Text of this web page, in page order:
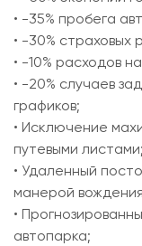
• -35% пробега
• -30% страховых
• -10% расходов
• -20% случаев
графиков;
• Исключение
путевыми листами;
• Удаленный
манерой
•
автопарка;